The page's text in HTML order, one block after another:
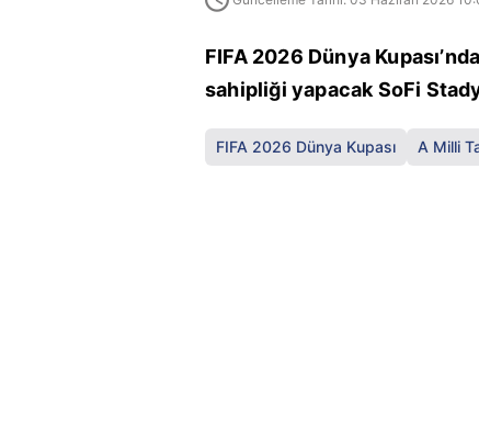
FIFA 2026 Dünya
sahipliği yapacak SoFi
FIFA 2026 Dünya Kupası A Milli